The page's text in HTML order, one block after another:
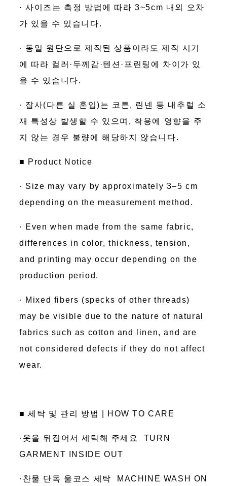
· 사이즈는 측정 방법에 따라 3~5cm 내외 오차
가 있을 수 있습니다.
· 동일 원단으로 제작된 상품이라도 제작 시기
에 따라 컬러·두께감·텐션·프린팅에 차이가 있
을 수 있습니다.
· 잡사(다른 실 혼입)는 코튼, 린넨 등 내추럴 소
재 특성상 발생할 수 있으며, 착용에 영향을 주
지 않는 경우 불량에 해당하지 않습니다.
■ Product Notice
· Size may vary by approximately 3–5 cm
depending on the measurement method.
· Even when made from the same fabric,
differences in color, thickness, tension,
and printing may occur depending on the
production period.
· Mixed fibers (specks of other threads)
may be visible due to the nature of natural
fabrics such as cotton and linen, and are
not considered defects if they do not affect
wear.
■ 세탁 및 관리 방법 | HOW TO CARE
·옷을 뒤집어서 세탁해 주세요 TURN
GARMENT INSIDE OUT
·찬물 단독 울코스 세탁 MACHINE WASH ON